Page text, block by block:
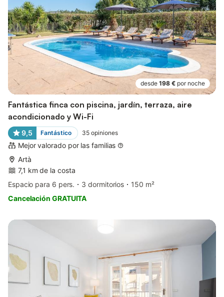
desde 198 € por noche
Fantástica finca con piscina, jardín, terraza, aire
acondicionado y Wi-Fi
9,5 Fantástico 35 opiniones
Mejor valorado por las familias
Artà
7,1 km de la costa
Espacio para 6 pers.
3 dormitorios
150 m²
Cancelación GRATUITA